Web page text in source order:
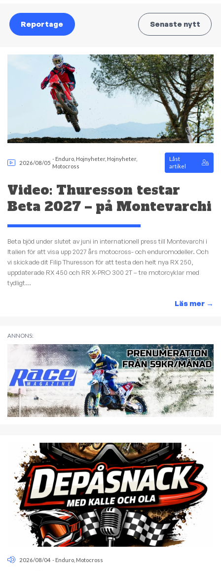
Reportage Senaste nytt
2026/08/05
- Enduro Hojnyheter, Hojnyheter,
Motocross
Låst
artikel
Video: Thuresson testar
Beta 2027 – på Montevarchi
Beta bjöd under slutet av juni in internationell press till Montevarchi i
Italien för att visa upp 2027 års motocross- och enduromodeller. Och
vi skickade dit Filip Thuresson för att testa den helt nya RX 250,
uppdaterade RX 450 och RR X-PRO 300 2T – tre motorcyklar med
tydligt...
Läs mer →
ANNONS:
2026/08/04 - Enduro Motocross